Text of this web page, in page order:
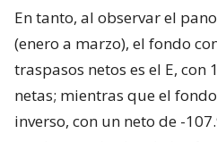
En tanto, al observar el
(enero a marzo), el fondo
traspasos netos es el E,
netas; mientras que el
inverso, con un neto de -